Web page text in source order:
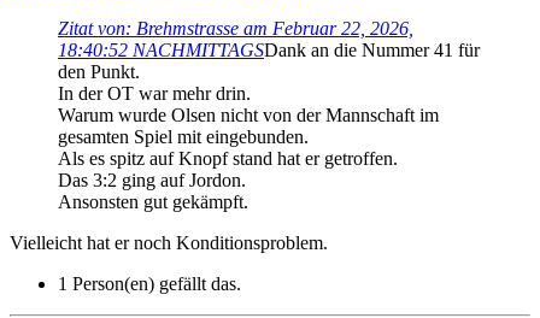
Zitat von: Brehmstrasse am Februar 22, 2026,
18:40:52 NACHMITTAGSDank an die Nummer 41 für
den Punkt.
In der OT war mehr drin.
Warum wurde Olsen nicht von der Mannschaft im
gesamten Spiel mit eingebunden.
Als es spitz auf Knopf stand hat er getroffen.
Das 3:2 ging auf Jordon.
Ansonsten gut gekämpft.
Vielleicht hat er noch Konditionsproblem.
1 Person(en) gefällt das.